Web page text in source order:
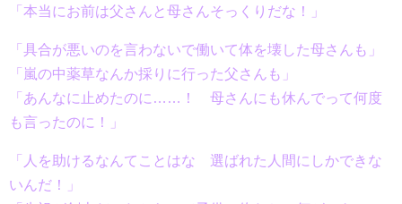
「本当にお前は父さんと母さんそっくりだな！」
「具合が悪いのを言わないで働いて体を壊した母さんも」
「嵐の中薬草なんか採りに行った父さんも」
「あんなに止めたのに……！ 母さんにも休んでって何度
も言ったのに！」
「人を助けるなんてことはな 選ばれた人間にしかできな
いんだ！」